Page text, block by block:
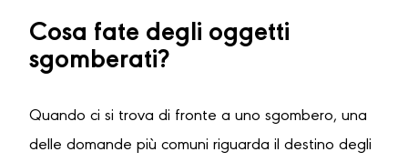
Cosa fate degli oggetti
sgomberati?
Quando ci si trova di fronte a uno sgombero, una
delle domande più comuni riguarda il destino degli